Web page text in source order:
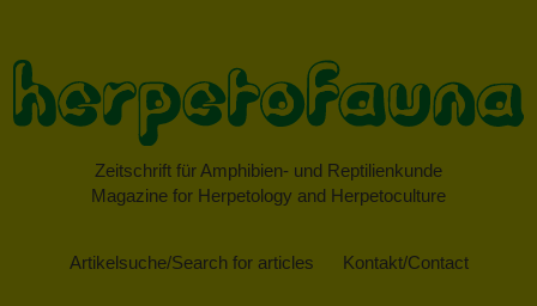
Zeitschrift für Amphibien- und Reptilienkunde
Magazine for Herpetology and Herpetoculture
Artikelsuche/Search for articles Kontakt/Contact